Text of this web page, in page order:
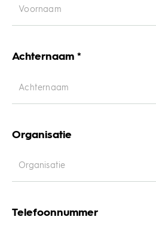
Achternaam *
Organisatie
Telefoonnummer